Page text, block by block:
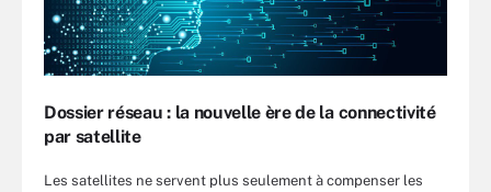
Dossier réseau : la nouvelle ère de la connectivité
par satellite
Les satellites ne servent plus seulement à compenser les